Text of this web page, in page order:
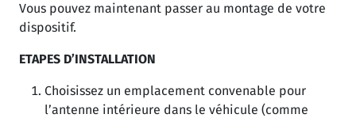
Vous pouvez maintenant passer au montage de votre
dispositif.
ETAPES D’INSTALLATION
Choisissez un emplacement convenable pour
l’antenne intérieure dans le véhicule (comme